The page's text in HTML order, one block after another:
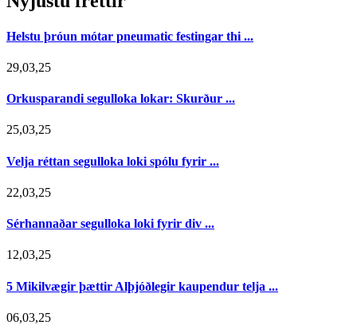
Helstu þróun mótar pneumatic festingar thi ...
29,03,25
Orkusparandi segulloka lokar: Skurður ...
25,03,25
Velja réttan segulloka loki spólu fyrir ...
22,03,25
Sérhannaðar segulloka loki fyrir div ...
12,03,25
5 Mikilvægir þættir Alþjóðlegir kaupendur telja ...
06,03,25